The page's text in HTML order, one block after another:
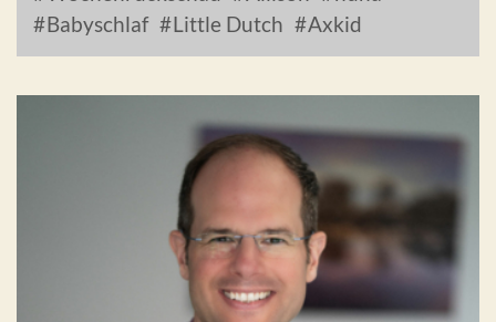
Babyschlaf
Little Dutch Axkid